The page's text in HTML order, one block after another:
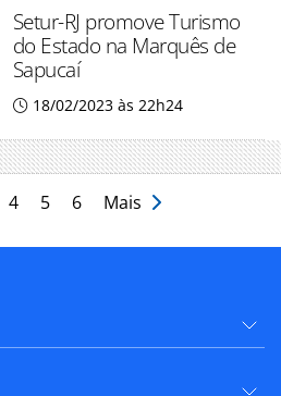
Setur-RJ promove Turismo
do Estado na Marquês de
Sapucaí
18/02/2023 às 22h24
4 5 6 Mais